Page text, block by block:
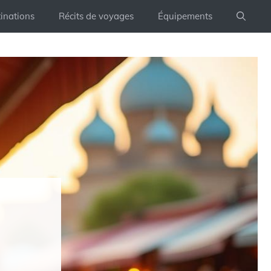
Récits de voyages Équipements